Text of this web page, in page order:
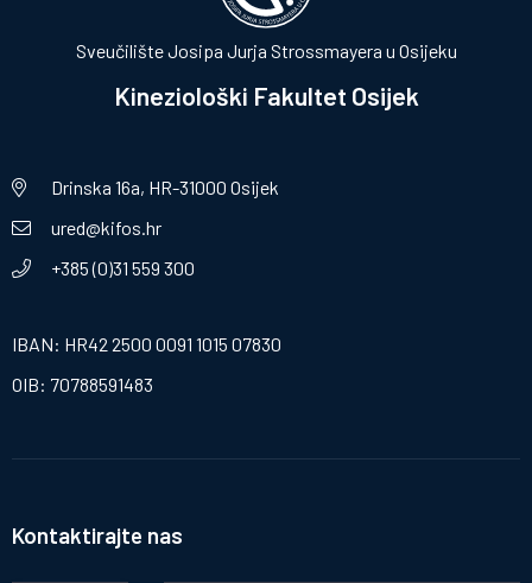
Sveučilište Josipa Jurja Strossmayera u Osijeku
Kineziološki Fakultet Osijek
Drinska 16a, HR-31000 Osijek
ured@kifos.hr
+385 (0)31 559 300
IBAN: HR42 2500 0091 1015 07830
OIB: 70788591483
Kontaktirajte nas